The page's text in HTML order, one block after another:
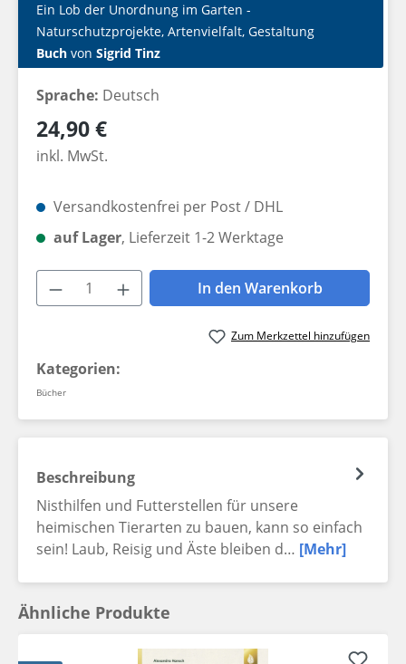
Ein Lob der Unordnung im Garten -
Naturschutzprojekte, Artenvielfalt, Gestaltung
Buch von Sigrid Tinz
Sprache: Deutsch
Regulärer Preis:
24,90 €
inkl. MwSt.
Versandkostenfrei per Post / DHL
auf Lager, Lieferzeit 1-2 Werktage
Produkt Anzahl: Gib den
In den Warenkorb
Zum Merkzettel hinzufügen
Kategorien:
Bücher
Beschreibung
Nisthilfen und Futterstellen für unsere
heimischen Tierarten zu bauen, kann so einfach
sein! Laub, Reisig und Äste bleiben d… [Mehr]
Ähnliche Produkte